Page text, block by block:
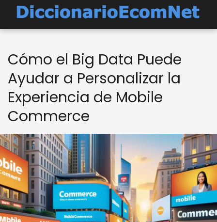
Cómo el Big Data Puede
Ayudar a Personalizar la
Experiencia de Mobile
Commerce